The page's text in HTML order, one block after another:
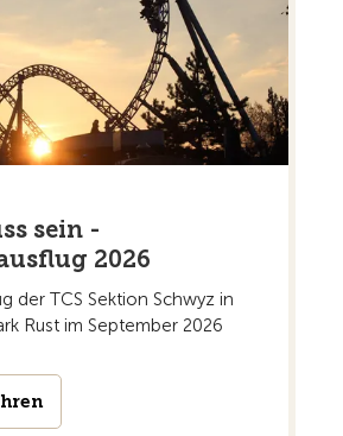
sein -
2026
der TCS Sektion Schwyz in
Rust im September 2026